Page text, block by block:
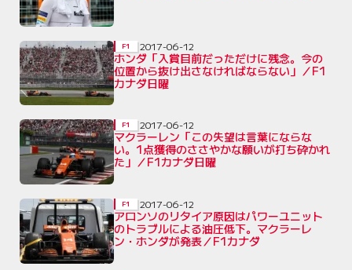
ホンダ「入賞目前だっただけに残念。今の
位置から抜け出さなければならない」／F1
カナダ日曜
F1 2017-06-12
マクラーレン「この失望は言葉にならな
い。1点獲得のささやかな願いが打ち砕かれ
た」／F1カナダ日曜
F1 2017-06-12
アロンソのリタイア原因はパワーユニット
のトラブルによる油圧低下。マクラーレ
ン・ホンダが発表／F1カナダ
F1 2017-06-12